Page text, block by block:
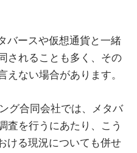
バースや仮想通貨と一緒
されることも多く、その
えない場合があります。
グ合同会社では、メタバ
査を行うにあたり、こう
ける現況についても併せ